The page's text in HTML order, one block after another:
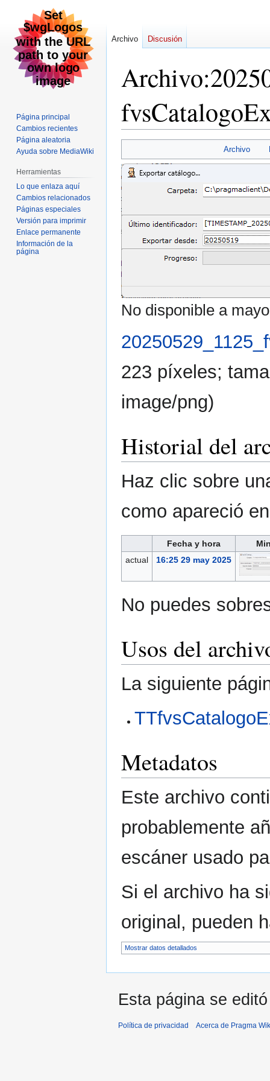
Archivo:
a
navegación
a
búsqueda
Archivo
No disponible a
223 píxeles;
image/png)
Historial del
Haz clic sobre
como apareció
Fecha y hora
actual
16:25 29 may 2025
No puedes
Usos del
La siguiente
Metadatos
Este archivo
probablemente
escáner usado
Si el archivo ha
original, pueden
Mostrar datos detallados
Archivo Discusión
Página principal
Cambios recientes
Página aleatoria
Ayuda sobre MediaWiki
Herramientas
Lo que enlaza aquí
Cambios relacionados
Páginas especiales
Versión para imprimir
Enlace permanente
Información de la
página
Esta página se
Política de privacidad Acerca de Pragma